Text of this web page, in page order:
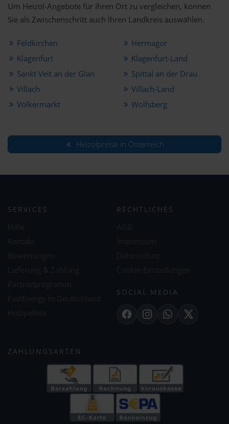
Um Heizöl-Angebote für Ihren Ort zu vergleichen, können
Sie als Zwischenschritt auch Ihren Landkreis auswählen.
Feldkirchen
Hermagor
Klagenfurt
Klagenfurt-Land
Sankt Veit an der Glan
Spittal an der Drau
Villach
Villach-Land
Völkermarkt
Wolfsberg
Heizölpreise in Österreich
SERVICES RECHTLICHES
SOCIAL MEDIA
FacebookInstagramWhatsApp
X
ZAHLUNGSARTEN